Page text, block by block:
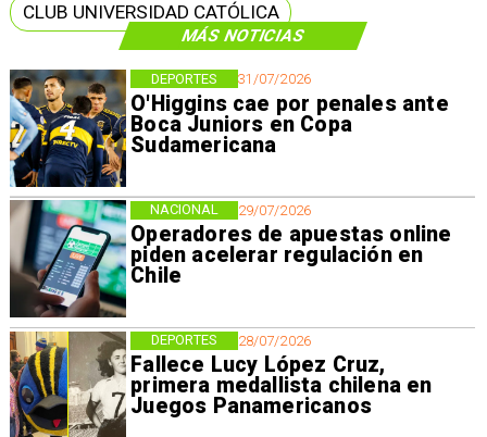
MÁS NOTICIAS
31/07/2026
O'Higgins cae por penales ante
Boca Juniors en Copa
Sudamericana
DEPORTES
29/07/2026
Operadores de apuestas online
piden acelerar regulación en
Chile
NACIONAL
28/07/2026
Fallece Lucy López Cruz,
primera medallista chilena en
Juegos Panamericanos
DEPORTES
CLUB UNIVERSIDAD CATÓLICA